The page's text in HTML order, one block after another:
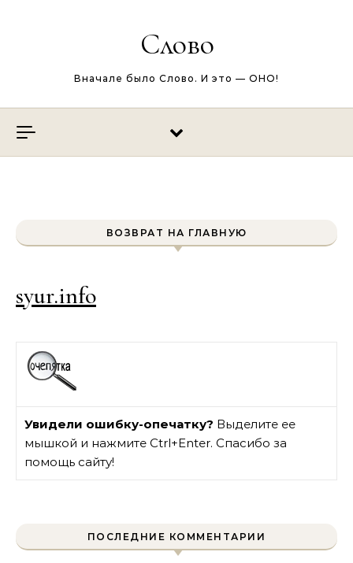
Слово
Вначале было Слово. И это — ОНО!
ВОЗВРАТ НА ГЛАВНУЮ
syur.info
Увидели ошибку-опечатку? Выделите ее
мышкой и нажмите Ctrl+Enter. Спасибо за
помощь сайту!
ПОСЛЕДНИЕ КОММЕНТАРИИ